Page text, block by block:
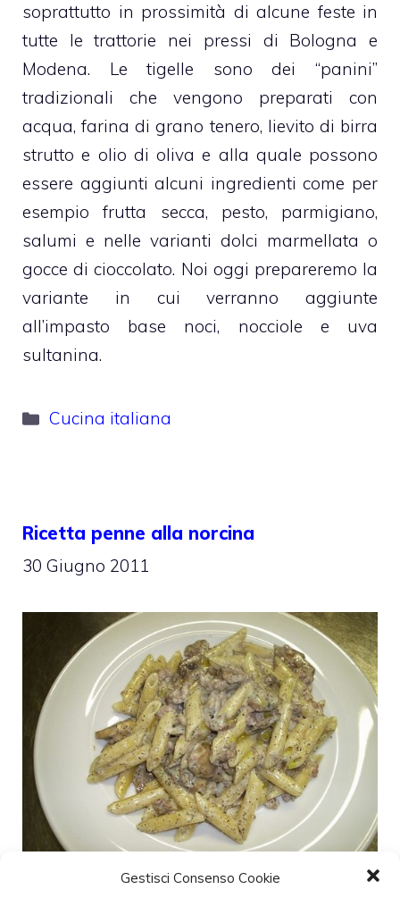
Gestisci Consenso Cookie
soprattutto in prossimità di alcune feste in
tutte le trattorie nei pressi di Bologna e
Modena. Le tigelle sono dei “panini”
tradizionali che vengono preparati con
acqua, farina di grano tenero, lievito di birra
strutto e olio di oliva e alla quale possono
essere aggiunti alcuni ingredienti come per
esempio frutta secca, pesto, parmigiano,
salumi e nelle varianti dolci marmellata o
gocce di cioccolato. Noi oggi prepareremo la
variante in cui verranno aggiunte
all’impasto base noci, nocciole e uva
sultanina.
Categorie
Cucina italiana
Ricetta penne alla norcina
30 Giugno 2011